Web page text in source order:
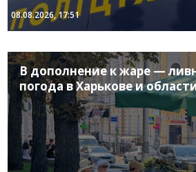
08.08.2026, 17:51
В дополнение к жаре —
погода в Харькове и